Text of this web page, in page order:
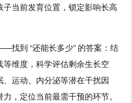
当前发育位置，锁定影响长高
找到 “还能长多少” 的答案：结
维度，科学评估剩余生长空
运动、内分泌等潜在干扰因
，定位当前最需干预的环节。